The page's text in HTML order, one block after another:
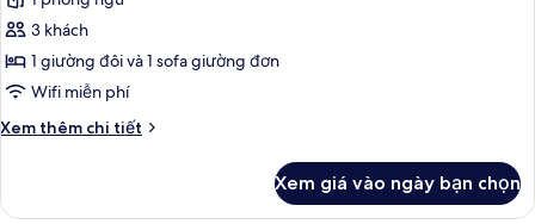
Phòng
3
(Chillout
3 khách
1 giường đôi và 1 sofa giường đơn
Wifi miễn phí
Xem thêm chi tiết
Chi
Phòng
Xem giá vào ngày bạn chọn